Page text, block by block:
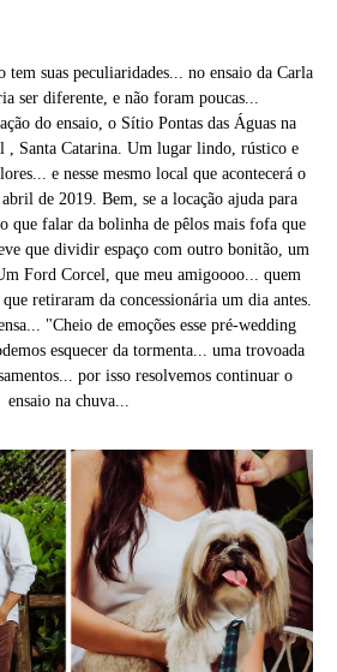
tem suas peculiaridades... no ensaio da Carla
ser diferente, e não foram poucas...
do ensaio, o Sítio Pontas das Águas na
, Santa Catarina. Um lugar lindo, rústico e
e nesse mesmo local que acontecerá o
de 2019. Bem, se a locação ajuda para
que falar da bolinha de pêlos mais fofa que
que dividir espaço com outro bonitão, um
Ford Corcel, que meu amigoooo... quem
retiraram da concessionária um dia antes.
"Cheio de emoções esse pré-wedding
esquecer da tormenta... uma trovoada
por isso resolvemos continuar o
ensaio na chuva...